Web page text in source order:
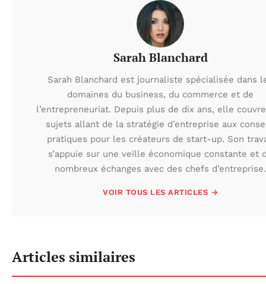
Sarah Blanchard
Sarah Blanchard est journaliste spécialisée dans
domaines du business, du commerce et de
l’entrepreneuriat. Depuis plus de dix ans, elle
sujets allant de la stratégie d’entreprise aux
pratiques pour les créateurs de start-up. Son
s’appuie sur une veille économique constante et
nombreux échanges avec des chefs d’entreprise.
VOIR TOUS LES ARTICLES →
Articles similaires